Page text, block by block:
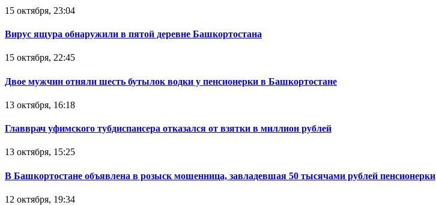
15 октября, 23:04
Вирус ящура обнаружили в пятой деревне Башкортостана
15 октября, 22:45
Двое мужчин отняли шесть бутылок водки у пенсионерки в Башкортостане
13 октября, 16:18
Главврач уфимского тубдиспансера отказался от взятки в миллион рублей
13 октября, 15:25
В Башкортостане объявлена в розыск мошенница, завладевшая 50 тысячами рублей пенсионерки
12 октября, 19:34